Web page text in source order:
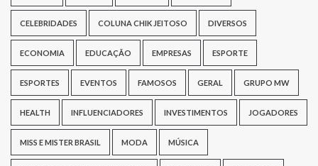
CELEBRIDADES COLUNA CHIK JEITOSO DIVERSOS
ECONOMIA EDUCAÇÃO EMPRESAS ESPORTE
ESPORTES EVENTOS FAMOSOS GERAL GRUPO MW
HEALTH INFLUENCIADORES INVESTIMENTOS JOGADORES
MISS E MISTER BRASIL MODA MÚSICA